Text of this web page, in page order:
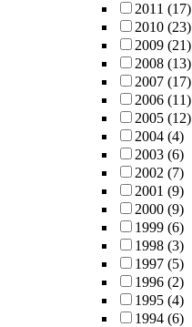
2011 (17)
2010 (23)
2009 (21)
2008 (13)
2007 (17)
2006 (11)
2005 (12)
2004 (4)
2003 (6)
2002 (7)
2001 (9)
2000 (9)
1999 (6)
1998 (3)
1997 (5)
1996 (2)
1995 (4)
1994 (6)